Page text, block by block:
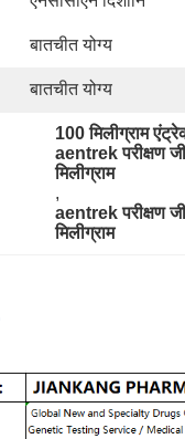
बातचीत योग्य
बातचीत योग्य
100 मिलीग्राम
aentrek परीक्षण
मिलीग्राम
,
aentrek परीक्षण
मिलीग्राम